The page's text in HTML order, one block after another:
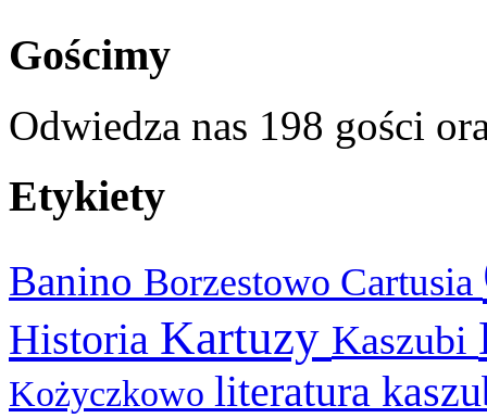
Gościmy
Odwiedza nas 198 gości
Etykiety
Banino Borzestowo Cartusia
Historia Kartuzy Kaszubi
Kożyczkowo literatura